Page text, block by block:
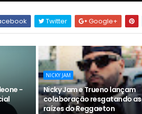
Twitter Google+
-
NICKY JAM
Nicky Jam e Trueno lançam
colaboração resgatando as
raízes do Reggaeton